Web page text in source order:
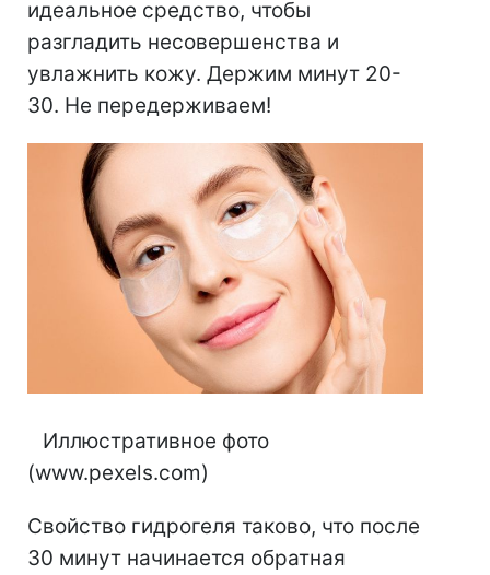
идеальное средство, чтобы
разгладить несовершенства и
увлажнить кожу. Держим минут 20-
30. Не передерживаем!
⠀Иллюстративное фото
(www.pexels.com)
Свойство гидрогеля таково, что после
30 минут начинается обратная